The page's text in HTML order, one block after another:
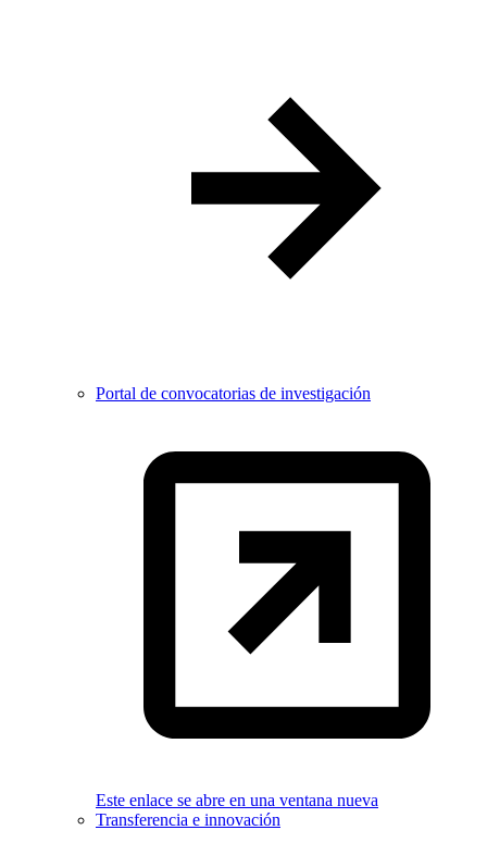
Portal de convocatorias de investigación
Este enlace se abre en una ventana nueva
Transferencia e innovación